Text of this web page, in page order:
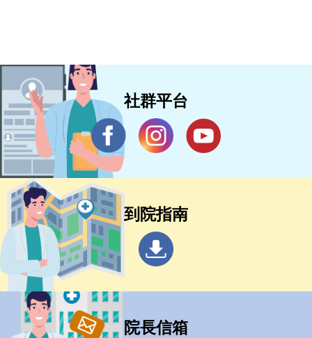
社群平台
到院指南
院長信箱